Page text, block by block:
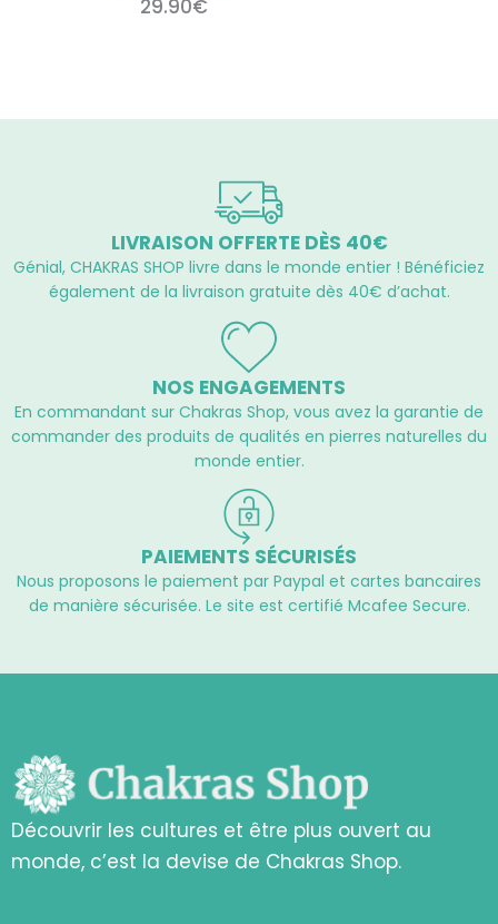
29.90€
LIVRAISON OFFERTE DÈS 40€
Génial, CHAKRAS SHOP livre dans le monde entier ! Bénéficiez
également de la livraison gratuite dès 40€ d’achat.
NOS ENGAGEMENTS
En commandant sur Chakras Shop, vous avez la garantie de
commander des produits de qualités en pierres naturelles du
monde entier.
PAIEMENTS SÉCURISÉS
Nous proposons le paiement par Paypal et cartes bancaires
de manière sécurisée. Le site est certifié Mcafee Secure.
Découvrir les cultures et être plus ouvert au
monde, c’est la devise de Chakras Shop.